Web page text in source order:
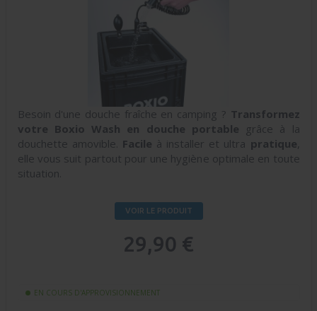
Besoin d'une douche fraîche en camping ? Transformez
votre Boxio Wash en douche portable grâce à la
douchette amovible. Facile à installer et ultra pratique
elle vous suit partout pour une hygiène optimale en toute
situation.
VOIR LE PRODUIT
29,90 €
EN COURS D'APPROVISIONNEMENT